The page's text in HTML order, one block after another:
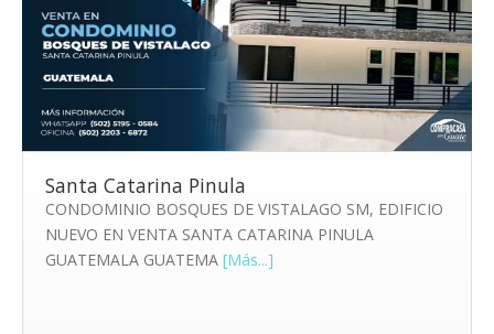
Santa Catarina Pinula
CONDOMINIO BOSQUES DE VISTALAGO SM, EDIFICIO
NUEVO EN VENTA SANTA CATARINA PINULA
GUATEMALA GUATEMA [Más...]